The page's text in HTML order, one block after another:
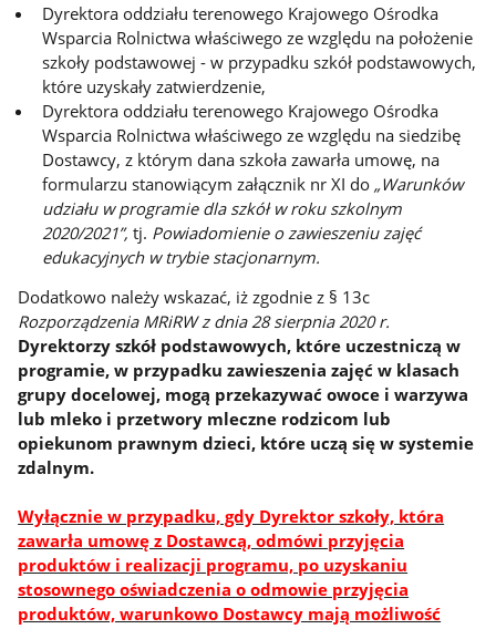
Dyrektora oddziału terenowego Krajowego Ośrodka
Wsparcia Rolnictwa właściwego ze względu na położenie
szkoły podstawowej - w przypadku szkół podstawowych,
które uzyskały zatwierdzenie,
Dyrektora oddziału terenowego Krajowego Ośrodka
Wsparcia Rolnictwa właściwego ze względu na siedzibę
Dostawcy, z którym dana szkoła zawarła umowę, na
formularzu stanowiącym załącznik nr XI do „Warunków
udziału w programie dla szkół w roku szkolnym
2020/2021”, tj. Powiadomienie o zawieszeniu zajęć
edukacyjnych w trybie stacjonarnym.
Dodatkowo należy wskazać, iż zgodnie z § 13c
Rozporządzenia MRiRW z dnia 28 sierpnia 2020 r.
Dyrektorzy szkół podstawowych, które uczestniczą w
programie, w przypadku zawieszenia zajęć w klasach
grupy docelowej, mogą przekazywać owoce i warzywa
lub mleko i przetwory mleczne rodzicom lub
opiekunom prawnym dzieci, które uczą się w systemie
zdalnym.
Wyłącznie w przypadku, gdy Dyrektor szkoły, która
zawarła umowę z Dostawcą, odmówi przyjęcia
produktów i realizacji programu, po uzyskaniu
stosownego oświadczenia o odmowie przyjęcia
produktów, warunkowo Dostawcy mają możliwość